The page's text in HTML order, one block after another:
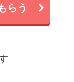
らう